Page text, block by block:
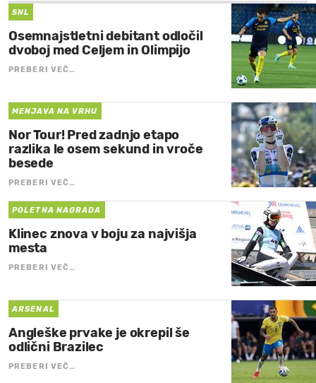
SNL
Osemnajstletni debitant odločil
dvoboj med Celjem in Olimpijo
PREBERI VEČ…
MENJAVA NA VRHU
Nor Tour! Pred zadnjo etapo
razlika le osem sekund in vroče
besede
PREBERI VEČ…
POLETNA NAGRADA
Klinec znova v boju za najvišja
mesta
PREBERI VEČ…
ARSENAL
Angleške prvake je okrepil še
odlični Brazilec
PREBERI VEČ…